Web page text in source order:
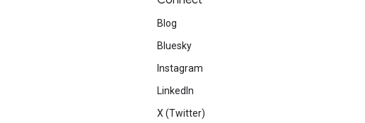
Blog
Bluesky
Instagram
LinkedIn
X (Twitter)